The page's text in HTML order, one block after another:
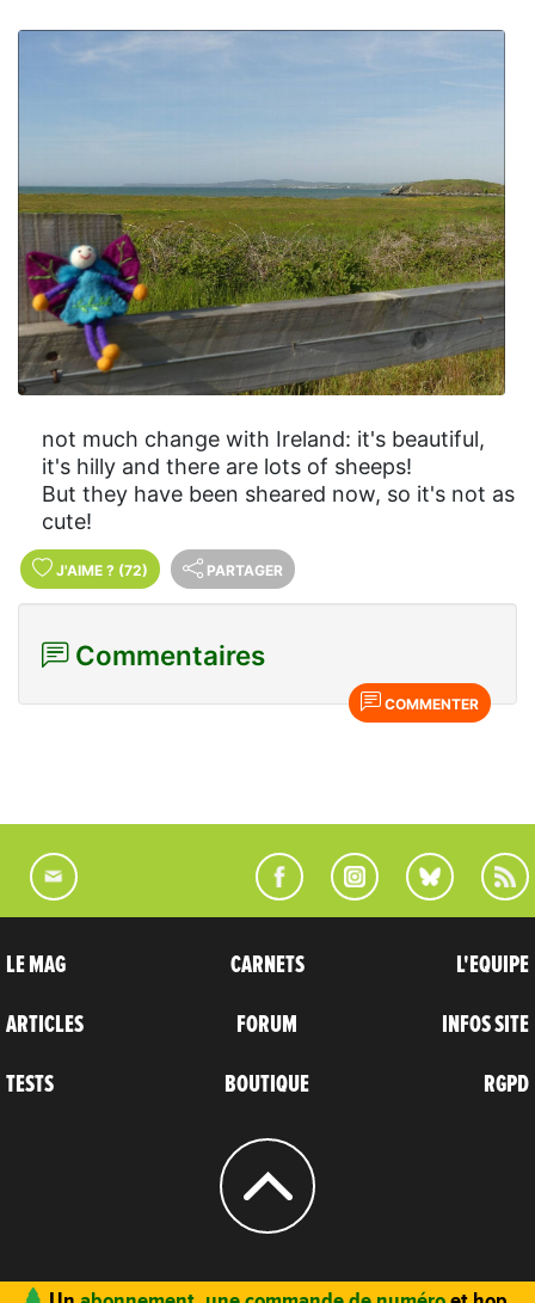
not much change with Ireland: it's beautiful,
it's hilly and there are lots of sheeps!
But they have been sheared now, so it's not as
cute!
J'AIME ? (72) PARTAGER
Commentaires
COMMENTER
LE MAG
ARTICLES
TESTS
CARNETS
FORUM
BOUTIQUE
L'EQUIPE
INFOS SITE
RGPD
© 2004 - 2026 CARNETS D’AVENTURES